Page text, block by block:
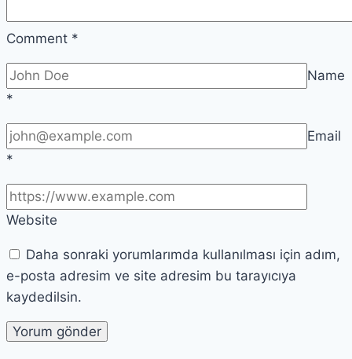
Comment *
Name
*
Email
*
Website
Daha sonraki yorumlarımda kullanılması için adım,
e-posta adresim ve site adresim bu tarayıcıya
kaydedilsin.